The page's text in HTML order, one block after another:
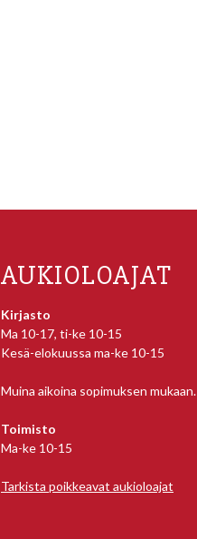
AUKIOLOAJAT
Kirjasto
Ma 10-17, ti-ke 10-15
Kesä-elokuussa ma-ke 10-15
Muina aikoina sopimuksen mukaan.
Toimisto
Ma-ke 10-15
Tarkista poikkeavat aukioloajat